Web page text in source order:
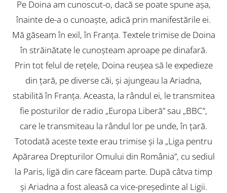
Pe Doina am cunoscut-o, dacă se poate spune aşa,
înainte de-a o cunoaşte, adică prin manifestările ei.
Mă găseam în exil, în Franţa. Textele trimise de Doina
în străinătate le cunoşteam aproape pe dinafară.
Prin tot felul de reţele, Doina reuşea să le expedieze
din ţară, pe diverse căi, şi ajungeau la Ariadna,
stabilită în Franţa. Aceasta, la rândul ei, le transmitea
fie posturilor de radio „Europa Liberă” sau „BBC”,
care le transmiteau la rândul lor pe unde, în ţară.
Totodată aceste texte erau trimise şi la „Liga pentru
Apărarea Drepturilor Omului din România”, cu sediul
la Paris, ligă din care făceam parte. După câtva timp
şi Ariadna a fost aleasă ca vice-preşedinte al Ligii.